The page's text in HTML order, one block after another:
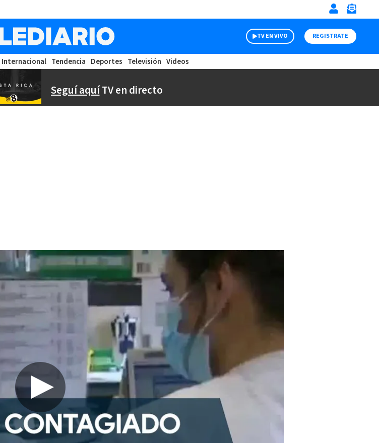
TV EN VIVO REGISTRATE
Internacional Tendencia Deportes Televisión Videos
Seguí aquíTV en directo